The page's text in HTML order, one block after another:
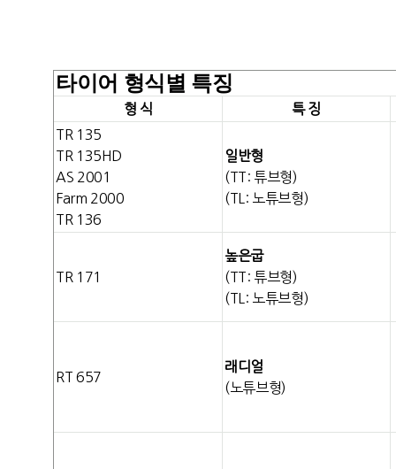
타이어 형식별 특징
형 식
특 징
TR 135
TR 135HD
AS 2001
Farm 2000
TR 136
일반형
(TT: 튜브형)
(TL: 노튜브형)
TR 171
높은굽
(TT: 튜브형)
(TL: 노튜브형)
RT 657
래디얼
(노튜브형)